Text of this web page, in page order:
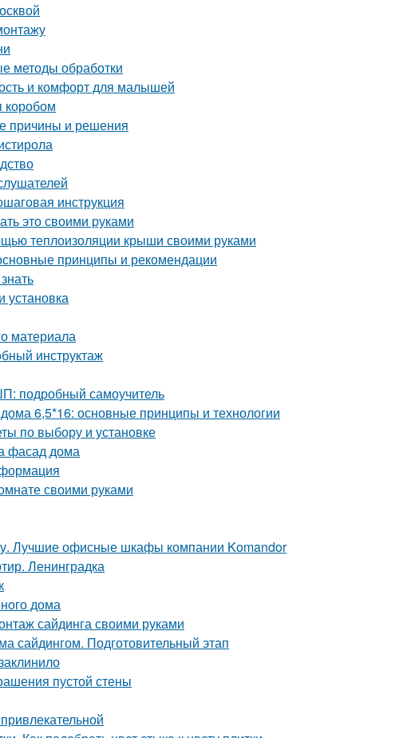
методы обработки
и комфорт для малышей
коробом
причины и решения
инструкция
это своими руками
теплоизоляции крыши своими руками
принципы и рекомендации
установка
материала
инструктаж
подробный самоучитель
6,5*16: основные принципы и технологии
по выбору и установке
фасад дома
своими руками
Лучшие офисные шкафы компании Komandor
Ленинградка
дома
сайдинга своими руками
сайдингом. Подготовительный этап
пустой стены